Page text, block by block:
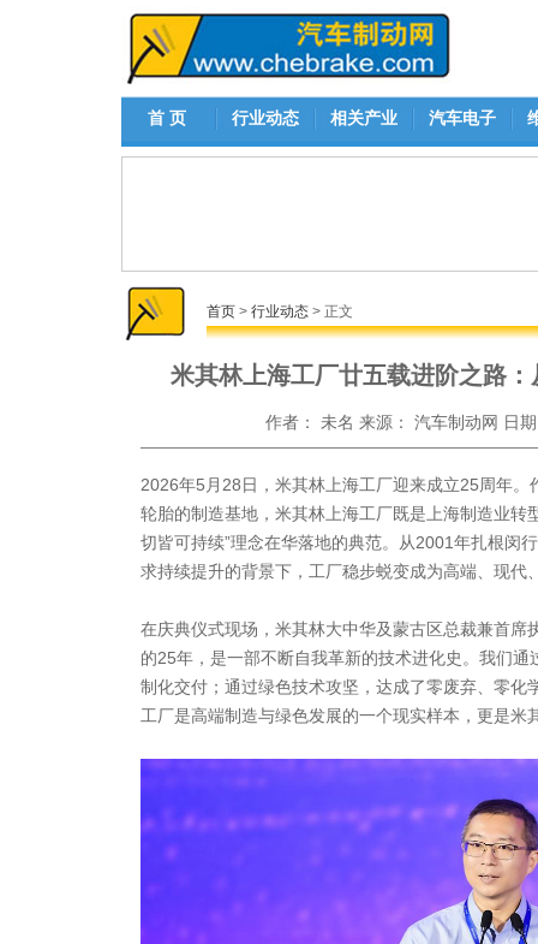
首 页 行业动态 相关产业 汽车电子
首页 > 行业动态 > 正文
米其林上海工厂廿五载进阶之路
作者： 未名 来源： 汽车制动网 日
2026年5月28日，米其林上海工厂迎来成立25周年
轮胎的制造基地，米其林上海工厂既是上海制造业转
切皆可持续”理念在华落地的典范。从2001年扎根闵
求持续提升的背景下，工厂稳步蜕变成为高端、现代
在庆典仪式现场，米其林大中华及蒙古区总裁兼首席
的25年，是一部不断自我革新的技术进化史。我们
制化交付；通过绿色技术攻坚，达成了零废弃、零化
工厂是高端制造与绿色发展的一个现实样本，更是米